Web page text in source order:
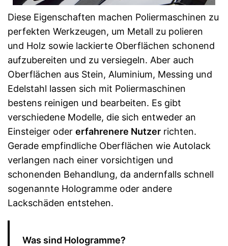
Diese Eigenschaften machen Poliermaschinen zu
perfekten Werkzeugen, um Metall zu polieren
und Holz sowie lackierte Oberflächen schonend
aufzubereiten und zu versiegeln. Aber auch
Oberflächen aus Stein, Aluminium, Messing und
Edelstahl lassen sich mit Poliermaschinen
bestens reinigen und bearbeiten. Es gibt
verschiedene Modelle, die sich entweder an
Einsteiger oder erfahrenere Nutzer richten.
Gerade empfindliche Oberflächen wie Autolack
verlangen nach einer vorsichtigen und
schonenden Behandlung, da andernfalls schnell
sogenannte Hologramme oder andere
Lackschäden entstehen.
Was sind Hologramme?